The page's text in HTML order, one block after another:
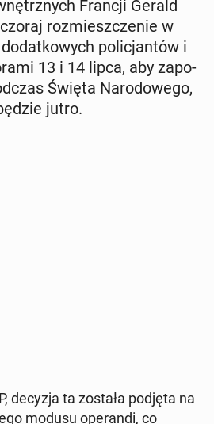
Francji Gerald
roz­miesz­cze­nie w
po­li­cjan­tów i
13 i 14 lipca, aby za­po­
Święta Na­ro­do­we­go,
jutro.
decyzja ta została podjęta na
modusu ope­ran­di, co